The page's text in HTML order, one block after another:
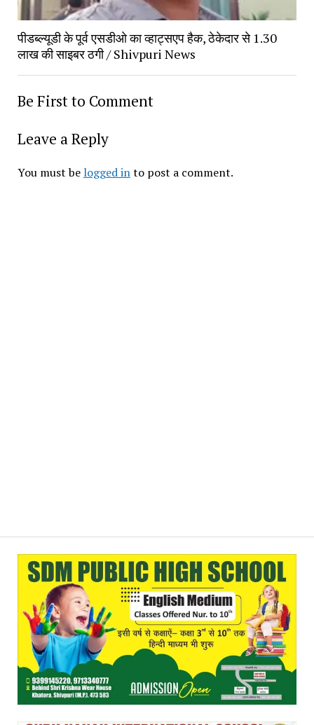
पीडब्ल्यूडी के पूर्व एसडीओ का व्हाट्सएप हैक, ठेकेदार से 1.30
लाख की साइबर ठगी / Shivpuri News
Be First to Comment
Leave a Reply
You must be logged in to post a comment.